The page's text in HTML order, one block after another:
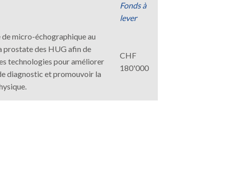
Fonds à
lever
micro-échographique au
prostate des HUG afin de
technologies pour améliorer
diagnostic et promouvoir la
CHF
180'000